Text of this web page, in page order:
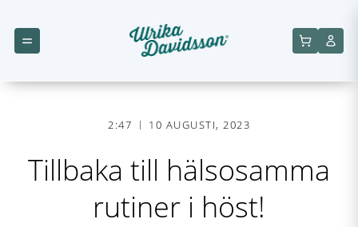
2:47 10 AUGUSTI, 2023
Tillbaka till hälsosamma
rutiner i höst!